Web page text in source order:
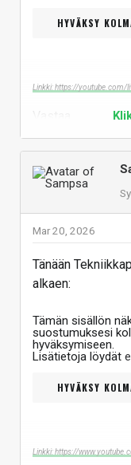
HYVÄKSY
Linkki: https://youtube.com/
Mar 20, 2026
Tänään
alkaen:
Tämän sisällön
suostumuksesi
hyväksymiseen.
Lisätietoja löydät
HYVÄKSY
Linkki: https://